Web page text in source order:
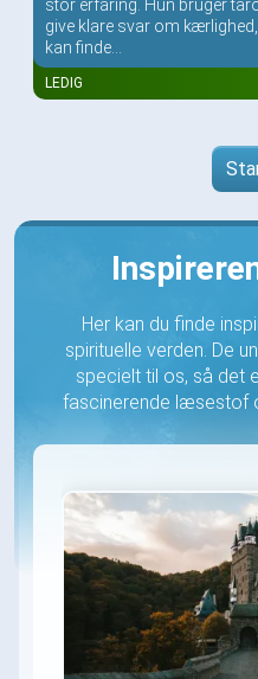
stor erfaring. Hun bruger
give klare svar om
kan finde...
LEDIG
Her kan du finde
spirituelle verden. De
specielt til os, så det
fascinerende læsestof